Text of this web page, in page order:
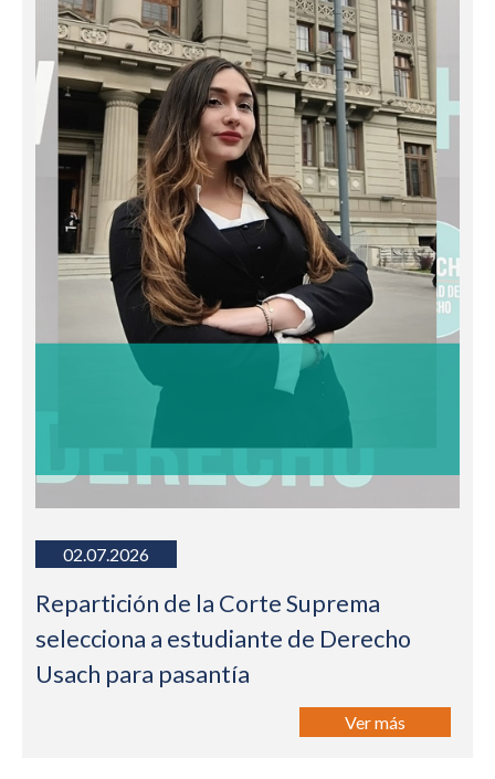
02.07.2026
Repartición de la Corte Suprema
selecciona a estudiante de Derecho
Usach para pasantía
Ver más